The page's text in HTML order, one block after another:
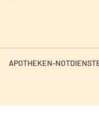
APOTHEKEN-